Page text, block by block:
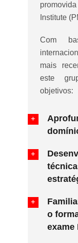
Institute
Com
mais
este
objetivos:
o
exame